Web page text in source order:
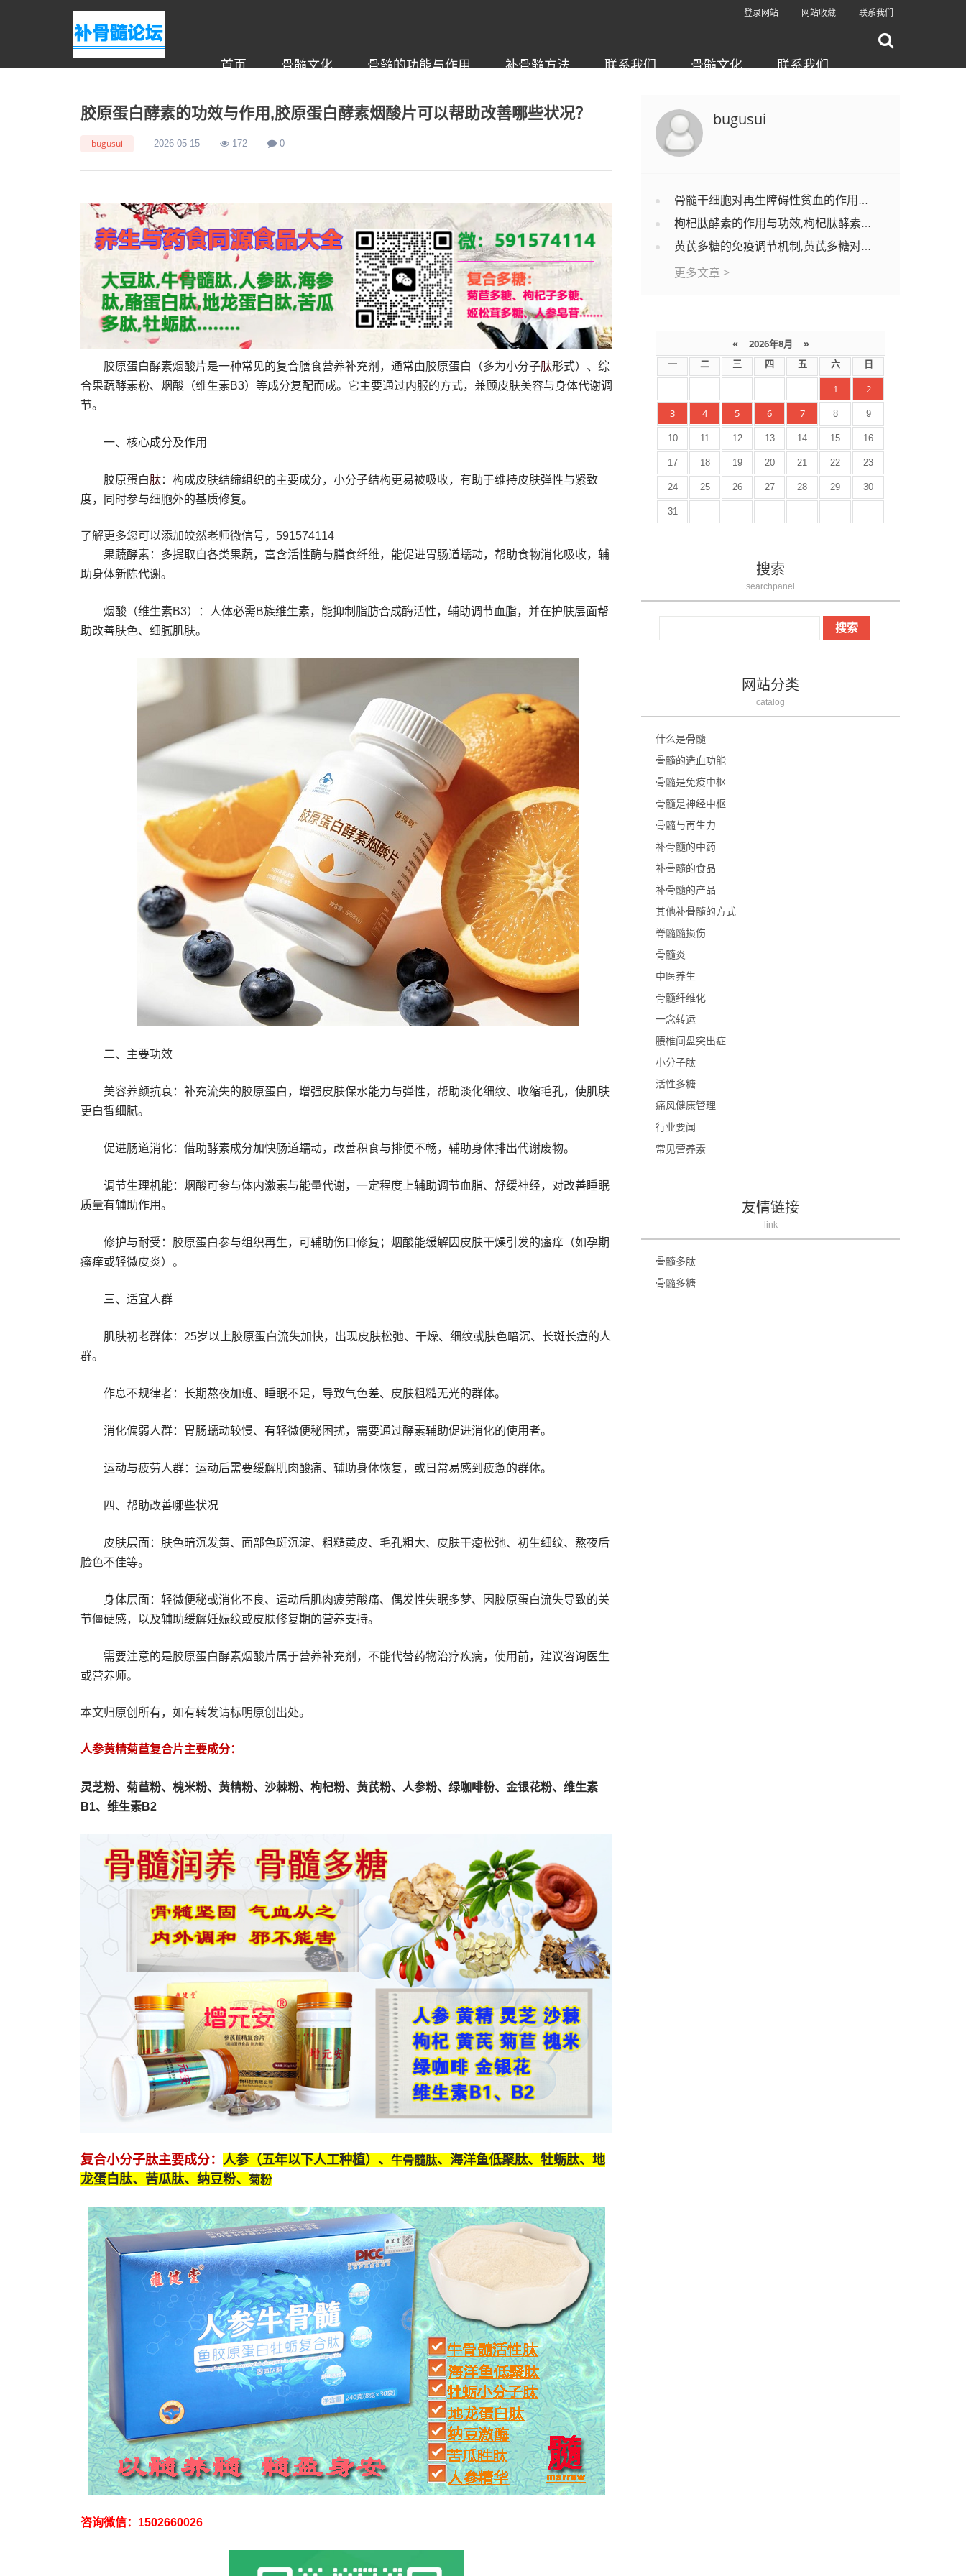
登录网站 网站收藏 联系我们
首页 骨髓文化 骨髓的功能与作用 补骨髓方法 联系我们 骨髓文化 联系我们
胶原蛋白酵素的功效与作用,胶原蛋白酵素烟酸片‌可以帮助改善哪些状况？
bugusui 2026-05-15 172 0
胶原蛋白酵素烟酸片是一种常见的复合膳食营养补充剂，通常由胶原蛋白（多为小分子肽形式）、综
合果蔬酵素粉、烟酸（维生素B3）等成分复配而成。它主要通过内服的方式，兼顾皮肤美容与身体代谢调
节。
一、核心成分及作用
胶原蛋白肽：构成皮肤结缔组织的主要成分，小分子结构更易被吸收，有助于维持皮肤弹性与紧致
度，同时参与细胞外的基质修复。
了解更多您可以添加皎然老师微信号，591574114
果蔬酵素：多提取自各类果蔬，富含活性酶与膳食纤维，能促进胃肠道蠕动，帮助食物消化吸收，辅
助身体新陈代谢。
烟酸（维生素B3）：人体必需B族维生素，能抑制脂肪合成酶活性，辅助调节血脂，并在护肤层面帮
助改善肤色、细腻肌肤。
二、主要功效
美容养颜抗衰：补充流失的胶原蛋白，增强皮肤保水能力与弹性，帮助淡化细纹、收缩毛孔，使肌肤
更白皙细腻。
促进肠道消化：借助酵素成分加快肠道蠕动，改善积食与排便不畅，辅助身体排出代谢废物。
调节生理机能：烟酸可参与体内激素与能量代谢，一定程度上辅助调节血脂、舒缓神经，对改善睡眠
质量有辅助作用。
修护与耐受：胶原蛋白参与组织再生，可辅助伤口修复；烟酸能缓解因皮肤干燥引发的瘙痒（如孕期
瘙痒或轻微皮炎）。
三、适宜人群
肌肤初老群体：25岁以上胶原蛋白流失加快，出现皮肤松弛、干燥、细纹或肤色暗沉、长斑长痘的人
群。
作息不规律者：长期熬夜加班、睡眠不足，导致气色差、皮肤粗糙无光的群体。
消化偏弱人群：胃肠蠕动较慢、有轻微便秘困扰，需要通过酵素辅助促进消化的使用者。
运动与疲劳人群：运动后需要缓解肌肉酸痛、辅助身体恢复，或日常易感到疲惫的群体。
四、帮助改善哪些状况
皮肤层面：肤色暗沉发黄、面部色斑沉淀、粗糙黄皮、毛孔粗大、皮肤干瘪松弛、初生细纹、熬夜后
脸色不佳等。
身体层面：轻微便秘或消化不良、运动后肌肉疲劳酸痛、偶发性失眠多梦、因胶原蛋白流失导致的关
节僵硬感，以及辅助缓解妊娠纹或皮肤修复期的营养支持。
需要注意的是胶原蛋白酵素烟酸片属于营养补充剂，不能代替药物治疗疾病，使用前，建议咨询医生
或营养师。
本文归原创所有，如有转发请标明原创出处。
人参黄精菊苣复合片主要成分：
灵芝粉、 菊苣粉、 槐米粉、 黄精粉、沙棘粉、枸杞粉、黄芪粉、人参粉、绿咖啡粉、金银花粉、维生素
B1、维生素B2
复合小分子肽主要成分： 人参（五年以下人工种植）、 牛骨髓肽、海洋鱼低聚肽、牡蛎肽、 地
龙蛋白肽、苦瓜肽、纳豆粉、 菊粉
咨询微信：1502660026
bugusui
骨髓干细胞对再生障碍性贫血的作用机制,骨髓干细胞能改善再生障碍性贫血吗？
枸杞肽酵素的作用与功效,枸杞肽酵素适合哪些人吃？
黄芪多糖的免疫调节机制,黄芪多糖对调节免疫功能有效果吗？
更多文章 >
« 2026年8月 »
一 二 三 四 五 六 日
1
2
3
4 5 6 7 8 9
10 11 12 13 14 15 16
17 18 19 20 21 22 23
24 25 26 27 28 29 30
31
搜索
searchpanel
网站分类
catalog
什么是骨髓
骨髓的造血功能
骨髓是免疫中枢
骨髓是神经中枢
骨髓与再生力
补骨髓的中药
补骨髓的食品
补骨髓的产品
其他补骨髓的方式
脊髓髓损伤
骨髓炎
中医养生
骨髓纤维化
一念转运
腰椎间盘突出症
小分子肽
活性多糖
痛风健康管理
行业要闻
常见营养素
友情链接
link
骨髓多肽
骨髓多糖